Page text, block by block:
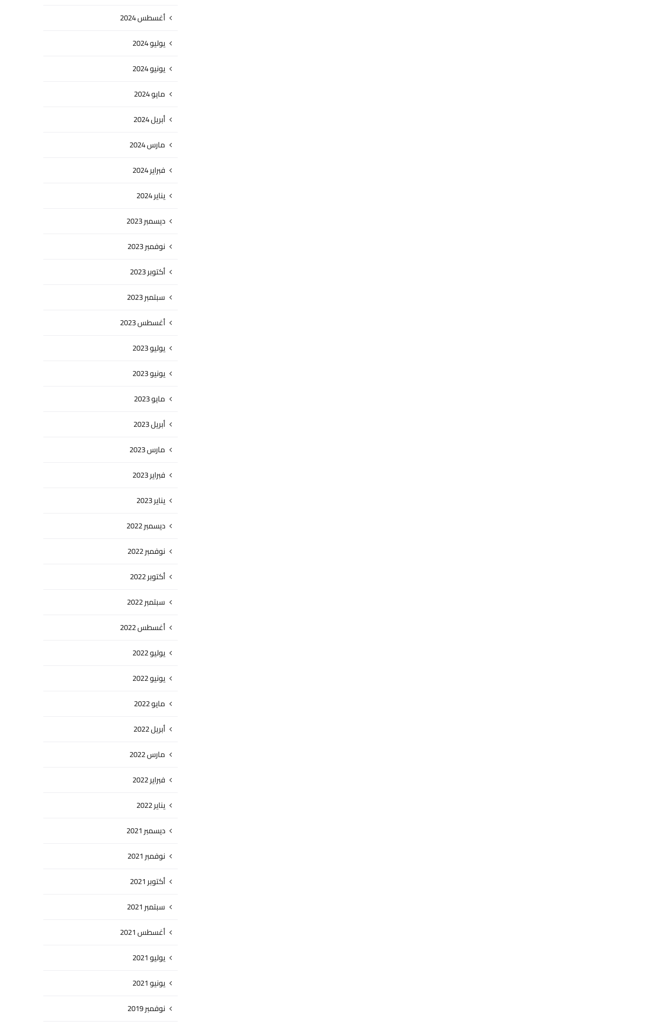
أغسطس 2024
يوليو 2024
يونيو 2024
مايو 2024
أبريل 2024
مارس 2024
فبراير 2024
يناير 2024
ديسمبر 2023
نوفمبر 2023
أكتوبر 2023
سبتمبر 2023
أغسطس 2023
يوليو 2023
يونيو 2023
مايو 2023
أبريل 2023
مارس 2023
فبراير 2023
يناير 2023
ديسمبر 2022
نوفمبر 2022
أكتوبر 2022
سبتمبر 2022
أغسطس 2022
يوليو 2022
يونيو 2022
مايو 2022
أبريل 2022
مارس 2022
فبراير 2022
يناير 2022
ديسمبر 2021
نوفمبر 2021
أكتوبر 2021
سبتمبر 2021
أغسطس 2021
يوليو 2021
يونيو 2021
نوفمبر 2019